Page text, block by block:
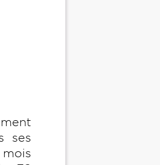
ses